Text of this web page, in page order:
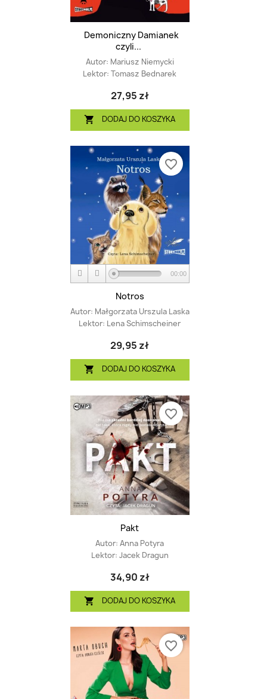
Demoniczny Damianek
czyli...
Autor: Mariusz Niemycki
Lektor: Tomasz Bednarek
27,95 zł
 DODAJ DO KOSZYKA
00:00
Notros
Autor: Małgorzata Urszula Laska
Lektor: Lena Schimscheiner
29,95 zł
 DODAJ DO KOSZYKA
favorite_border
Pakt
Autor: Anna Potyra
Lektor: Jacek Dragun
34,90 zł
 DODAJ DO KOSZYKA
favorite_border
favorite_border